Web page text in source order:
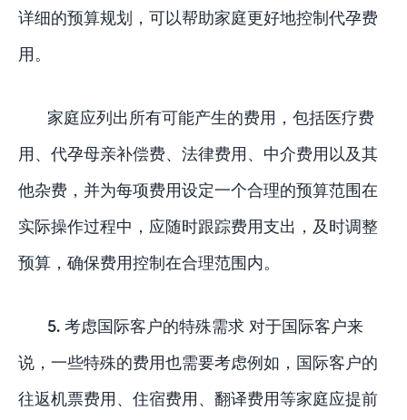
详细的预算规划，可以帮助家庭更好地控制代孕费
用。
家庭应列出所有可能产生的费用，包括医疗费
用、代孕母亲补偿费、法律费用、中介费用以及其
他杂费，并为每项费用设定一个合理的预算范围在
实际操作过程中，应随时跟踪费用支出，及时调整
预算，确保费用控制在合理范围内。
5. 考虑国际客户的特殊需求 对于国际客户来
说，一些特殊的费用也需要考虑例如，国际客户的
往返机票费用、住宿费用、翻译费用等家庭应提前